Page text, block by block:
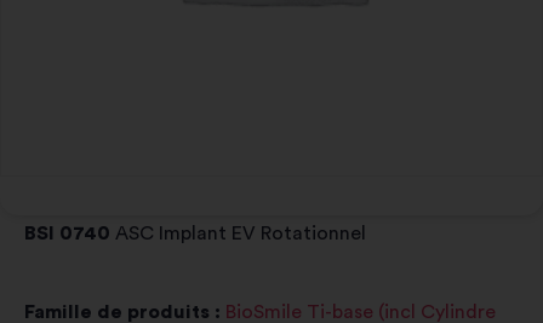
BSI 0740 ASC Implant EV Rotationnel
Famille de produits : BioSmile Ti-base (incl Cylindre